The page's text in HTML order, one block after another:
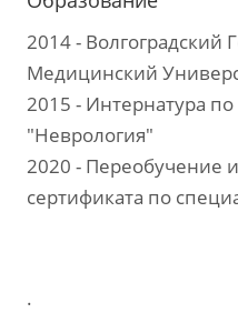
2014 - Волгоградский
Медицинский
2015 - Интернатура
"Неврология"
2020 - Переобучение
сертификата по
.